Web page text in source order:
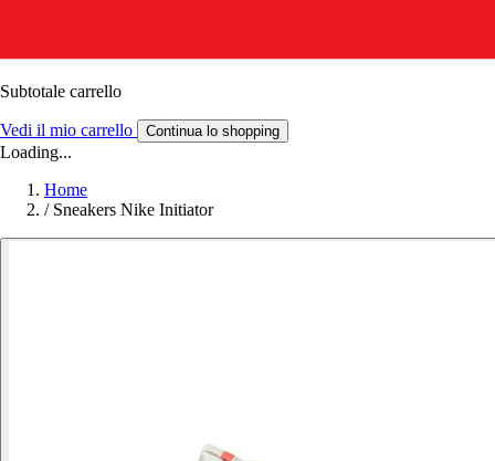
Subtotale carrello
Vedi il mio carrello Continua lo shopping
Loading...
Home
/ Sneakers Nike Initiator